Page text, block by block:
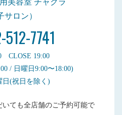
サロン）
7741
CLOSE 19:00
/ 日曜日9:00〜18:00)
日(祝日を除く)
ても全店舗のご予約可能で